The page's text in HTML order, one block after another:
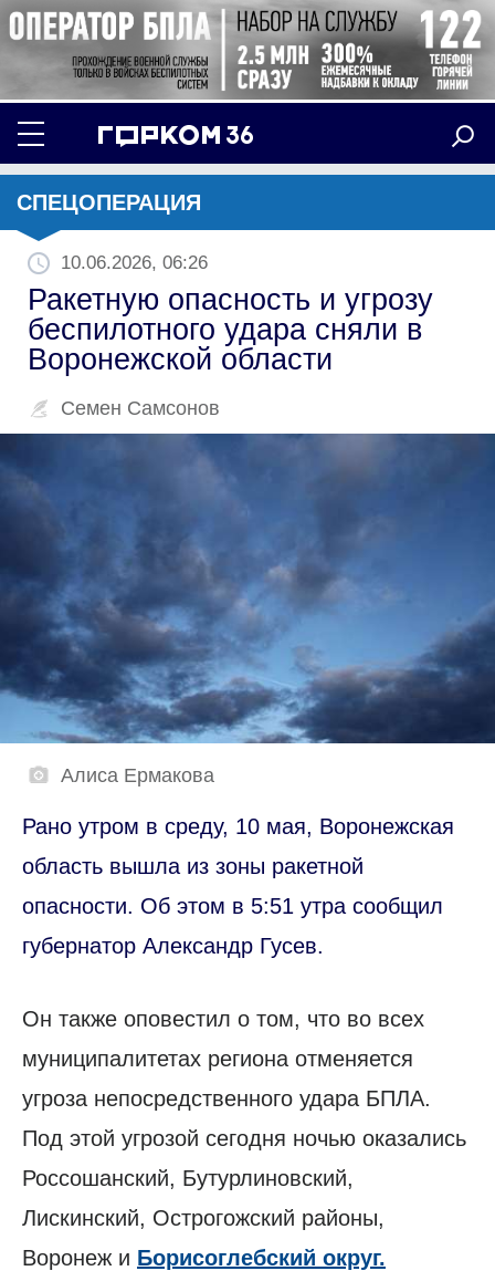
СПЕЦОПЕРАЦИЯ
10.06.2026, 06:26
Ракетную опасность и угрозу
беспилотного удара сняли в
Воронежской области
Семен Самсонов
Алиса Ермакова
Рано утром в среду, 10 мая, Воронежская
область вышла из зоны ракетной
опасности. Об этом в 5:51 утра сообщил
губернатор Александр Гусев.
Он также оповестил о том, что во всех
муниципалитетах региона отменяется
угроза непосредственного удара БПЛА.
Под этой угрозой сегодня ночью оказались
Россошанский, Бутурлиновский,
Лискинский, Острогожский районы,
Воронеж и Борисоглебский округ.